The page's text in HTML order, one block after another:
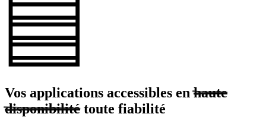
Vos applications accessibles enhaute
disponibilitétoute fiabilité